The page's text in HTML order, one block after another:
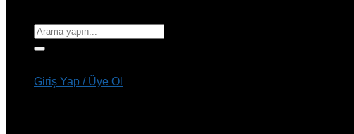
Ara:
Giriş Yap / Üye Ol